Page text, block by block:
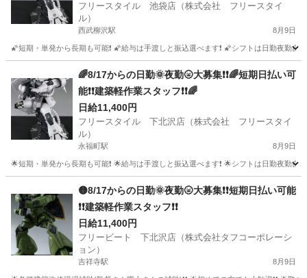
フリースタイル 池袋店（株式会社 フリースタイ
ル）
西武柳沢駅 8月9日
🌠短期・単発から長期も可能❗ 🌠給与は手渡しと振込選べます❗ 🌠シフトは日勤夜勤自
西武柳沢駅 建築 スタッフ
🌈8/17からの日勤🌞夜勤🌝大募集❗❗🌈短期日払い可
能❗❗建築軽作業スタッフ❗❗🌈
日給11,400円
フリースタイル 下北沢店（株式会社 フリースタイ
ル）
永福町駅 8月9日
🌟短期・単発から長期も可能❗ 🌟給与は手渡しと振込選べます❗ 🌟シフトは日勤夜勤自
永福町駅 建築 スタッフ
🟡8/17からの日勤🌞夜勤🌝大募集❗❗短期日払い可能
❗❗建築軽作業スタッフ❗❗
日給11,400円
フリービート 下北沢店（株式会社タフコーポレーシ
ョン）
吉祥寺駅 8月9日